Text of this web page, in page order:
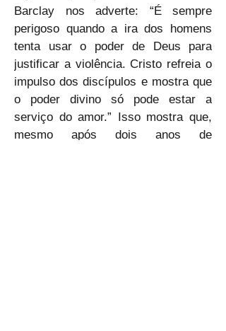
Barclay nos adverte: “É sempre
perigoso quando a ira dos homens
tenta usar o poder de Deus para
justificar a violência. Cristo refreia o
impulso dos discípulos e mostra que
o poder divino só pode estar a
serviço do amor.” Isso mostra que,
mesmo após dois anos de